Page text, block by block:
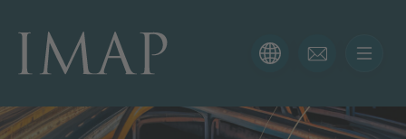
KONTAKTIRAJTE NAS
Hvala vam na interesovanju za IMAP. Koristite obrazac
ispod da nam kažete više o vašoj trenutnoj situaciji i